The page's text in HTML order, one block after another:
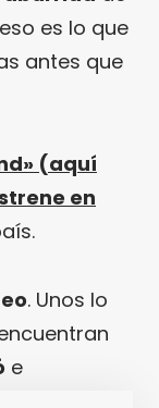
es lo que
antes que
(aquí
en
. Unos lo
e